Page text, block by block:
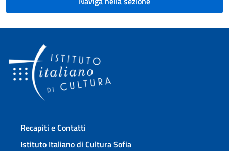
Sezione footer
Recapiti e Contatti
Istituto Italiano di Cultura Sofia